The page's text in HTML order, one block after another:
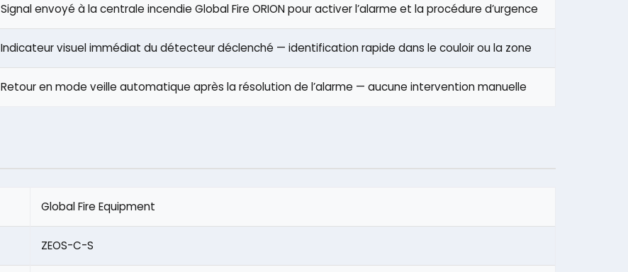
Signal envoyé à la centrale incendie Global Fire ORION pour activer l’alarme et la procédure d’urgence
Indicateur visuel immédiat du détecteur déclenché — identification rapide dans le couloir ou la zone
Retour en mode veille automatique après la résolution de l’alarme — aucune intervention manuelle
Global Fire Equipment
ZEOS-C-S